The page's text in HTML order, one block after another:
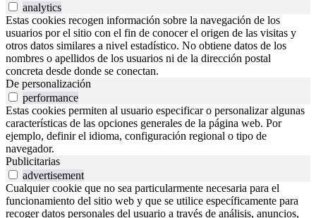
analytics
Estas cookies recogen información sobre la navegación de los
usuarios por el sitio con el fin de conocer el origen de las visitas y
otros datos similares a nivel estadístico. No obtiene datos de los
nombres o apellidos de los usuarios ni de la dirección postal
concreta desde donde se conectan.
De personalización
performance
Estas cookies permiten al usuario especificar o personalizar algunas
características de las opciones generales de la página web. Por
ejemplo, definir el idioma, configuración regional o tipo de
navegador.
Publicitarias
advertisement
Cualquier cookie que no sea particularmente necesaria para el
funcionamiento del sitio web y que se utilice específicamente para
recoger datos personales del usuario a través de análisis, anuncios,